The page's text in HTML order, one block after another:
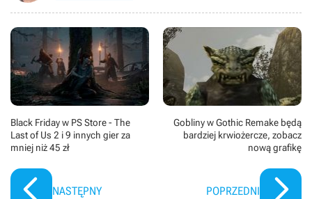
Black Friday w PS Store - The
Last of Us 2 i 9 innych gier za
mniej niż 45 zł
NASTĘPNY
Gobliny w Gothic Remake będą
bardziej krwiożercze, zobacz
nową grafikę
POPRZEDNI